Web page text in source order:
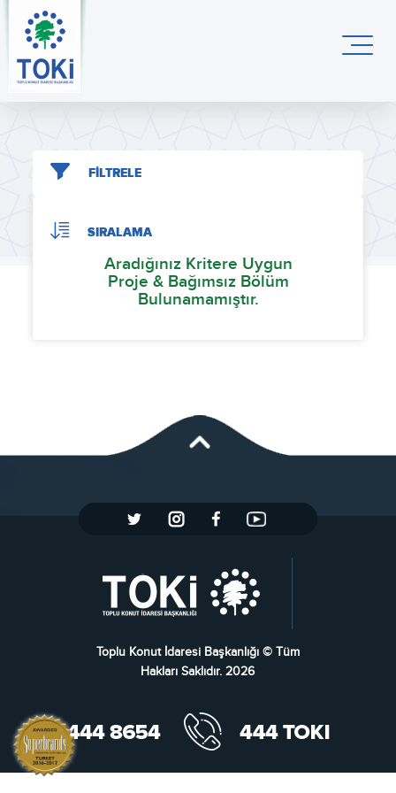
FİLTRELE
SIRALAMA
Aradığınız Kritere Uygun
Proje & Bağımsız Bölüm
Bulunamamıştır.
Toplu Konut İdaresi Başkanlığı © Tüm
Hakları Saklıdır. 2026